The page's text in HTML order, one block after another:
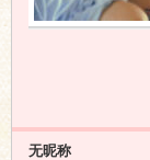
无昵称